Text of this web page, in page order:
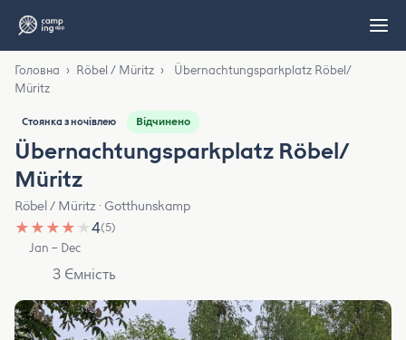
Головна › Röbel / Müritz ›
Übernachtungsparkplatz Röbel/
Müritz
Стоянка з ночівлею Відчинено
Übernachtungsparkplatz Röbel/
Müritz
Röbel / Müritz · Gotthunskamp
★ ★ ★ ★ ★4(5)
Jan – Dec
3 Ємність